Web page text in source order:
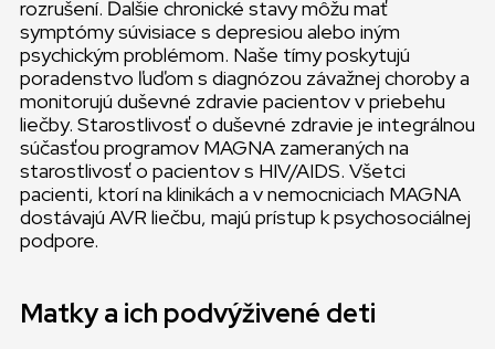
rozrušení. Ďalšie chronické stavy môžu mať
symptómy súvisiace s depresiou alebo iným
psychickým problémom. Naše tímy poskytujú
poradenstvo ľuďom s diagnózou závažnej choroby a
monitorujú duševné zdravie pacientov v priebehu
liečby. Starostlivosť o duševné zdravie je integrálnou
súčasťou programov MAGNA zameraných na
starostlivosť o pacientov s HIV/AIDS. Všetci
pacienti, ktorí na klinikách a v nemocniciach MAGNA
dostávajú AVR liečbu, majú prístup k psychosociálnej
podpore.
Matky a ich podvýživené deti